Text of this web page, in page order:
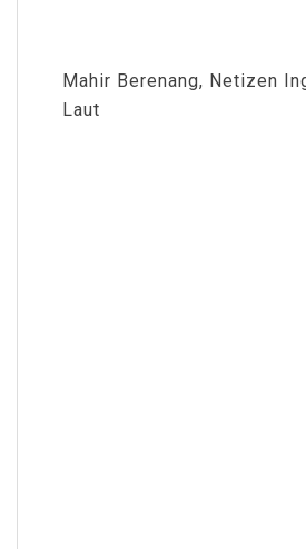
Mahir Berenang, Netizen
Laut